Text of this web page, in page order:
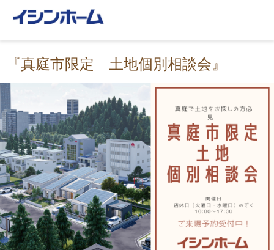
『真庭市限定 土地個別相談会』